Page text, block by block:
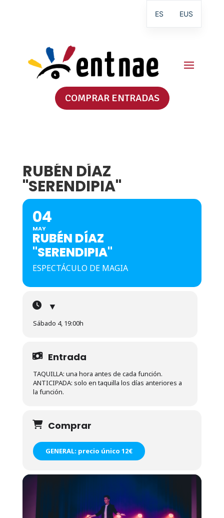
COMPRAR ENTRADAS
RUBÉN DÍAZ
"SERENDIPIA"
04
MAY
RUBÉN DÍAZ
"SERENDIPIA"
ESPECTÁCULO DE MAGIA
▼
Sábado 4, 19:00h
Entrada
TAQUILLA: una hora antes de cada función.
ANTICIPADA: solo en taquilla los días anteriores a
la función.
Comprar
GENERAL: precio único 12€
ES EUS